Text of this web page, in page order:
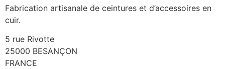
Fabrication artisanale de ceintures et d’accessoires en
cuir.
5 rue Rivotte
25000 BESANÇON
FRANCE